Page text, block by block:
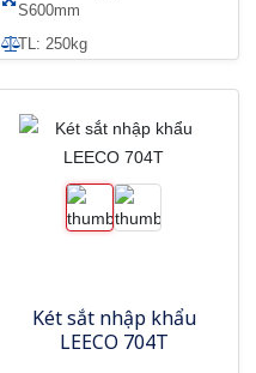
S600mm
TL: 250kg
Két sắt nhập khẩu
LEECO 704T